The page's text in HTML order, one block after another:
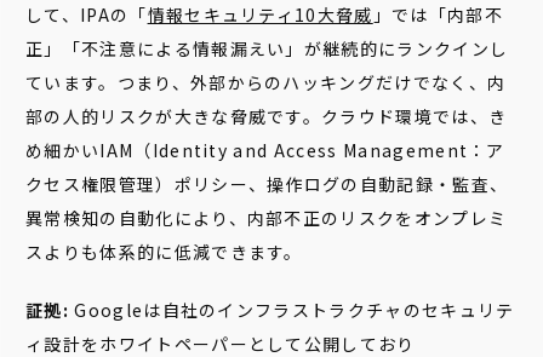
して、IPAの「情報セキュリティ10大脅威 」では「内部不
正」「不注意による情報漏えい」が継続的にランクインし
ています。つまり、外部からのハッキングだけでなく、内
部の人的リスクが大きな脅威です。クラウド環境では、き
め細かいIAM（Identity and Access Management：ア
クセス権限管理）ポリシー、操作ログの自動記録・監査、
異常検知の自動化により、内部不正のリスクをオンプレミ
スよりも体系的に低減できます。
証拠:Googleは自社のインフラストラクチャのセキュリテ
ィ設計をホワイトペーパーとして公開しており